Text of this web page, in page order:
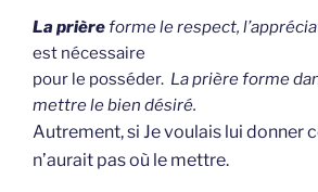
La prièreforme le respect,
est nécessaire
pour le posséder. La prière forme
mettre le bien désiré.
Autrement, si Je voulais lui donner
n’aurait pas où le mettre.